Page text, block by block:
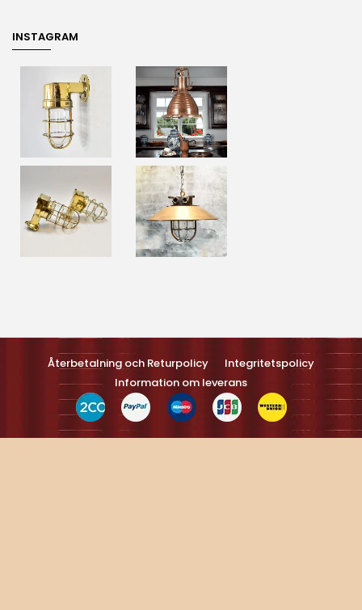
INSTAGRAM
Återbetalning och Returpolicy
Integritetspolicy
Information om leverans
Turns on site high speed to be attractive feller people and search
engines.